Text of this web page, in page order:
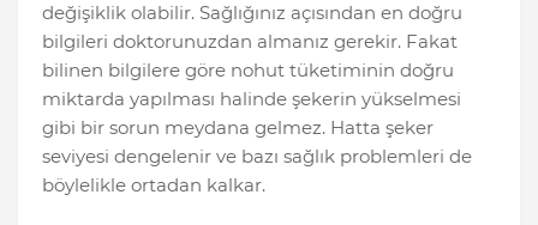
değişiklik olabilir. Sağlığınız açısından en doğru
bilgileri doktorunuzdan almanız gerekir. Fakat
bilinen bilgilere göre nohut tüketiminin doğru
miktarda yapılması halinde şekerin yükselmesi
gibi bir sorun meydana gelmez. Hatta şeker
seviyesi dengelenir ve bazı sağlık problemleri de
böylelikle ortadan kalkar.